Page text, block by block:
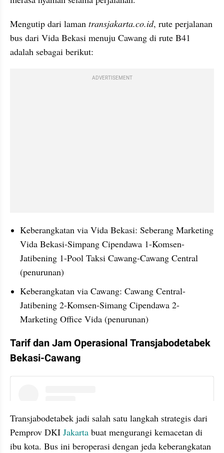
Mengutip dari laman transjakarta.co.id, rute perjalanan
bus dari Vida Bekasi menuju Cawang di rute B41
adalah sebagai berikut:
ADVERTISEMENT
Keberangkatan via Vida Bekasi: Seberang Marketing
Vida Bekasi-Simpang Cipendawa 1-Komsen-
Jatibening 1-Pool Taksi Cawang-Cawang Central
(penurunan)
Keberangkatan via Cawang: Cawang Central-
Jatibening 2-Komsen-Simang Cipendawa 2-
Marketing Office Vida (penurunan)
Tarif dan Jam Operasional Transjabodetabek
Bekasi-Cawang
Transjabodetabek jadi salah satu langkah strategis dari
Pemprov DKI Jakarta buat mengurangi kemacetan di
ibu kota. Bus ini beroperasi dengan jeda keberangkatan